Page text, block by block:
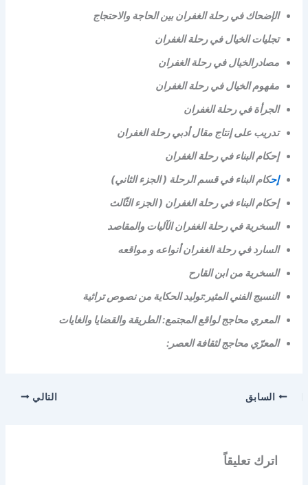
الإضحاك في رحلة الغفران بين الحاجة والاحتجاج
تجليات الخيال في رحلة الغفران
مصادرالخيال في رحلة الغفران
مفهوم الخيال في رحلة الغفران
الجرأة في رحلة الغفران
تدريب على إنتاج مقال أدبي رحلة الغفران
إحكام البناء في رحلة الغفران
إحكام البناء في قسم الرحلة ( الجزء الثاني)
إحكام البناء في رحلة الغفران ( الجزء الثّالث
السخرية في رحلة الغفران الآليات والمقاصد
السارد في رحلة الغفران أنواعه و مواقعه
السخرية من ابن القارح
النسيج الفني المثير:توليد الحكاية من نصوص تراثية
المعري محاجج لواقع المجتمع: الطريقة والقضايا والغايات
المعرّي محاجج لثقافة العصر:
السابق التالي
اترك تعليقاً